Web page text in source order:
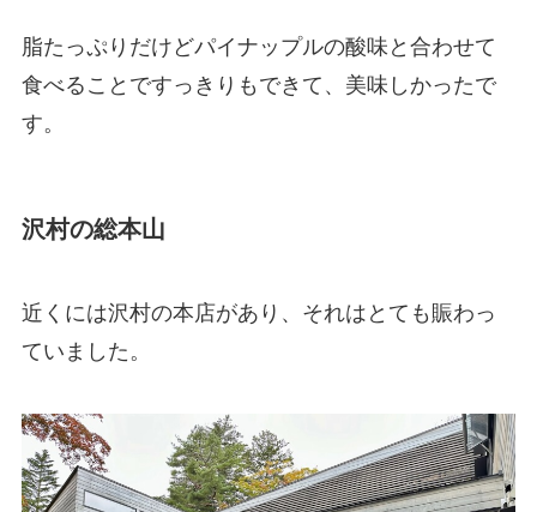
脂たっぷりだけどパイナップルの酸味と合わせて
食べることですっきりもできて、美味しかったで
す。
沢村の総本山
近くには沢村の本店があり、それはとても賑わっ
ていました。